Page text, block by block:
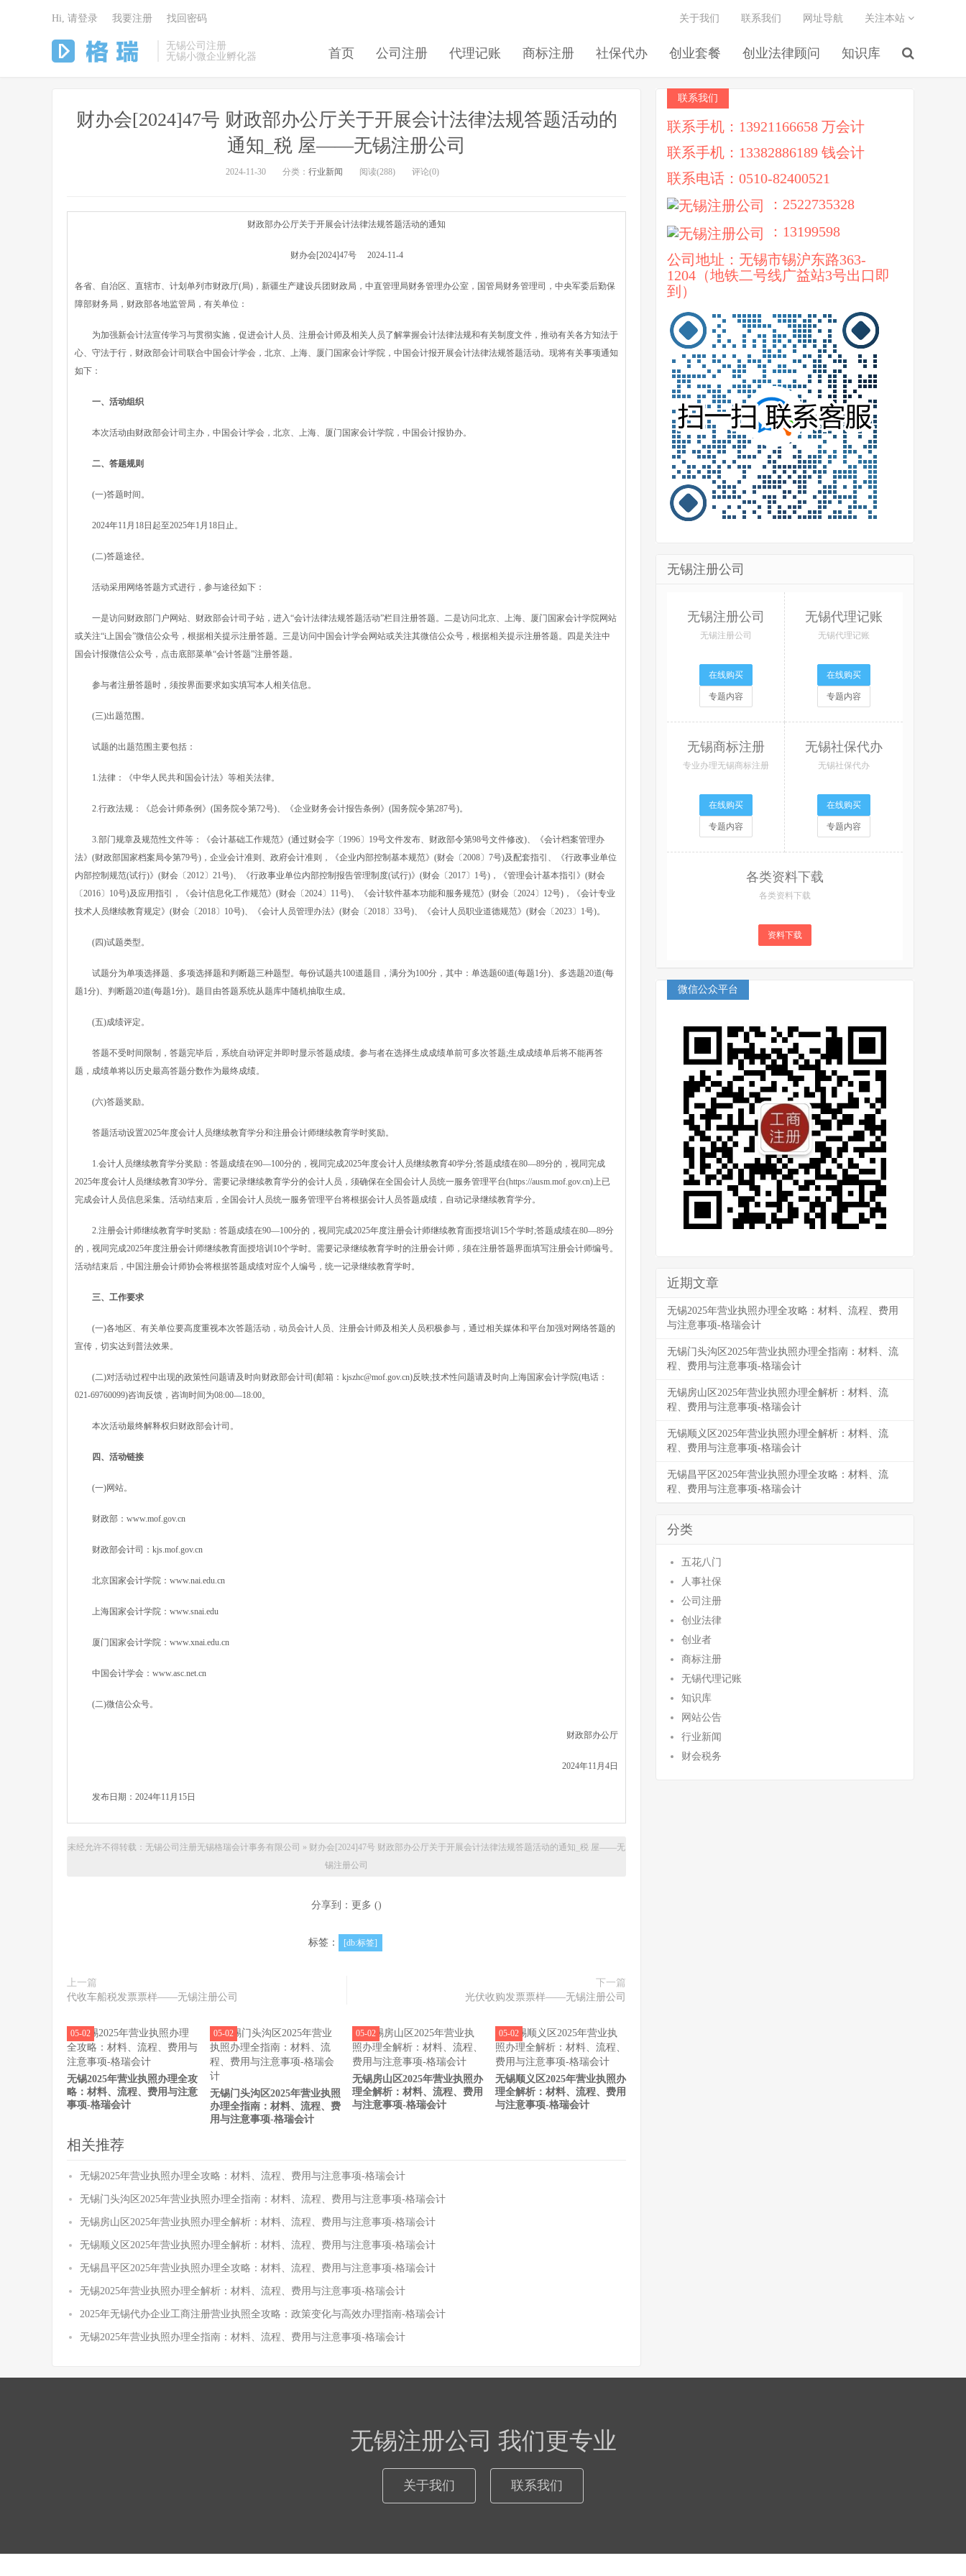
无锡公司注册
无锡小微企业孵化器
首页 公司注册 代理记账 商标注册 社保代办 创业套餐 创业法律顾问 知识库
关于我们 联系我们 网址导航 关注本站
Hi, 请登录 我要注册 找回密码
财办会[2024]47号 财政部办公厅关于开展会计法律法规答题活动的
通知_税 屋——无锡注册公司
2024-11-30 分类： 行业新闻 阅读(288) 评论(0)
财政部办公厅关于开展会计法律法规答题活动的通知
财办会[2024]47号 2024-11-4
各省、自治区、直辖市、计划单列市财政厅(局)，新疆生产建设兵团财政局，中直管理局财务管理办公室，国管局财务管理司，中央军委后勤保
障部财务局，财政部各地监管局，有关单位：
为加强新会计法宣传学习与贯彻实施，促进会计人员、注册会计师及相关人员了解掌握会计法律法规和有关制度文件，推动有关各方知法于
心、守法于行，财政部会计司联合中国会计学会，北京、上海、厦门国家会计学院，中国会计报开展会计法律法规答题活动。现将有关事项通知
如下：
一、活动组织
本次活动由财政部会计司主办，中国会计学会，北京、上海、厦门国家会计学院，中国会计报协办。
二、答题规则
(一)答题时间。
2024年11月18日起至2025年1月18日止。
(二)答题途径。
活动采用网络答题方式进行，参与途径如下：
一是访问财政部门户网站、财政部会计司子站，进入“会计法律法规答题活动”栏目注册答题。二是访问北京、上海、厦门国家会计学院网站
或关注“i上国会”微信公众号，根据相关提示注册答题。三是访问中国会计学会网站或关注其微信公众号，根据相关提示注册答题。四是关注中
国会计报微信公众号，点击底部菜单“会计答题”注册答题。
参与者注册答题时，须按界面要求如实填写本人相关信息。
(三)出题范围。
试题的出题范围主要包括：
1.法律：《中华人民共和国会计法》等相关法律。
2.行政法规：《总会计师条例》(国务院令第72号)、《企业财务会计报告条例》(国务院令第287号)。
3.部门规章及规范性文件等：《会计基础工作规范》(通过财会字〔1996〕19号文件发布、财政部令第98号文件修改)、《会计档案管理办
法》(财政部国家档案局令第79号)，企业会计准则、政府会计准则，《企业内部控制基本规范》(财会〔2008〕7号)及配套指引、《行政事业单位
内部控制规范(试行)》(财会〔2012〕21号)、《行政事业单位内部控制报告管理制度(试行)》(财会〔2017〕1号)，《管理会计基本指引》(财会
〔2016〕10号)及应用指引，《会计信息化工作规范》(财会〔2024〕11号)、《会计软件基本功能和服务规范》(财会〔2024〕12号)，《会计专业
技术人员继续教育规定》(财会〔2018〕10号)、《会计人员管理办法》(财会〔2018〕33号)、《会计人员职业道德规范》(财会〔2023〕1号)。
(四)试题类型。
试题分为单项选择题、多项选择题和判断题三种题型。每份试题共100道题目，满分为100分，其中：单选题60道(每题1分)、多选题20道(每
题1分)、判断题20道(每题1分)。题目由答题系统从题库中随机抽取生成。
(五)成绩评定。
答题不受时间限制，答题完毕后，系统自动评定并即时显示答题成绩。参与者在选择生成成绩单前可多次答题;生成成绩单后将不能再答
题，成绩单将以历史最高答题分数作为最终成绩。
(六)答题奖励。
答题活动设置2025年度会计人员继续教育学分和注册会计师继续教育学时奖励。
1.会计人员继续教育学分奖励：答题成绩在90—100分的，视同完成2025年度会计人员继续教育40学分;答题成绩在80—89分的，视同完成
2025年度会计人员继续教育30学分。需要记录继续教育学分的会计人员，须确保在全国会计人员统一服务管理平台(https://ausm.mof.gov.cn)上已
完成会计人员信息采集。活动结束后，全国会计人员统一服务管理平台将根据会计人员答题成绩，自动记录继续教育学分。
2.注册会计师继续教育学时奖励：答题成绩在90—100分的，视同完成2025年度注册会计师继续教育面授培训15个学时;答题成绩在80—89分
的，视同完成2025年度注册会计师继续教育面授培训10个学时。需要记录继续教育学时的注册会计师，须在注册答题界面填写注册会计师编号。
活动结束后，中国注册会计师协会将根据答题成绩对应个人编号，统一记录继续教育学时。
三、工作要求
(一)各地区、有关单位要高度重视本次答题活动，动员会计人员、注册会计师及相关人员积极参与，通过相关媒体和平台加强对网络答题的
宣传，切实达到普法效果。
(二)对活动过程中出现的政策性问题请及时向财政部会计司(邮箱：kjszhc@mof.gov.cn)反映;技术性问题请及时向上海国家会计学院(电话：
021-69760099)咨询反馈，咨询时间为08:00—18:00。
本次活动最终解释权归财政部会计司。
四、活动链接
(一)网站。
财政部：www.mof.gov.cn
财政部会计司：kjs.mof.gov.cn
北京国家会计学院：www.nai.edu.cn
上海国家会计学院：www.snai.edu
厦门国家会计学院：www.xnai.edu.cn
中国会计学会：www.asc.net.cn
(二)微信公众号。
财政部办公厅
2024年11月4日
发布日期：2024年11月15日
未经允许不得转载：无锡公司注册无锡格瑞会计事务有限公司 » 财办会[2024]47号 财政部办公厅关于开展会计法律法规答题活动的通知_税 屋——无
锡注册公司
分享到： 更多 ()
标签： [db:标签]
上一篇
代收车船税发票票样——无锡注册公司
下一篇
光伏收购发票票样——无锡注册公司
无锡2025年营业执照办理全攻
略：材料、流程、费用与注意
事项-格瑞会计
05-02
无锡门头沟区2025年营业执照
办理全指南：材料、流程、费
用与注意事项-格瑞会计
05-02
无锡房山区2025年营业执照办
理全解析：材料、流程、费用
与注意事项-格瑞会计
05-02
无锡顺义区2025年营业执照办
理全解析：材料、流程、费用
与注意事项-格瑞会计
05-02
相关推荐
无锡2025年营业执照办理全攻略：材料、流程、费用与注意事项-格瑞会计
无锡门头沟区2025年营业执照办理全指南：材料、流程、费用与注意事项-格瑞会计
无锡房山区2025年营业执照办理全解析：材料、流程、费用与注意事项-格瑞会计
无锡顺义区2025年营业执照办理全解析：材料、流程、费用与注意事项-格瑞会计
无锡昌平区2025年营业执照办理全攻略：材料、流程、费用与注意事项-格瑞会计
无锡2025年营业执照办理全解析：材料、流程、费用与注意事项-格瑞会计
2025年无锡代办企业工商注册营业执照全攻略：政策变化与高效办理指南-格瑞会计
无锡2025年营业执照办理全指南：材料、流程、费用与注意事项-格瑞会计
联系我们
联系手机：13921166658 万会计
联系手机：13382886189 钱会计
联系电话：0510-82400521
：2522735328
：13199598
公司地址：无锡市锡沪东路363-
1204（地铁二号线广益站3号出口即
到）
无锡注册公司
无锡注册公司
无锡注册公司
在线购买
专题内容
无锡代理记账
无锡代理记账
在线购买
专题内容
无锡商标注册
专业办理无锡商标注册
在线购买
专题内容
无锡社保代办
无锡社保代办
在线购买
专题内容
各类资料下载
各类资料下载
资料下载
微信公众平台
近期文章
无锡2025年营业执照办理全攻略：材料、流程、费用
与注意事项-格瑞会计
无锡门头沟区2025年营业执照办理全指南：材料、流
程、费用与注意事项-格瑞会计
无锡房山区2025年营业执照办理全解析：材料、流
程、费用与注意事项-格瑞会计
无锡顺义区2025年营业执照办理全解析：材料、流
程、费用与注意事项-格瑞会计
无锡昌平区2025年营业执照办理全攻略：材料、流
程、费用与注意事项-格瑞会计
分类
五花八门
人事社保
公司注册
创业法律
创业者
商标注册
无锡代理记账
知识库
网站公告
行业新闻
财会税务
无锡注册公司 我们更专业
关于我们 联系我们